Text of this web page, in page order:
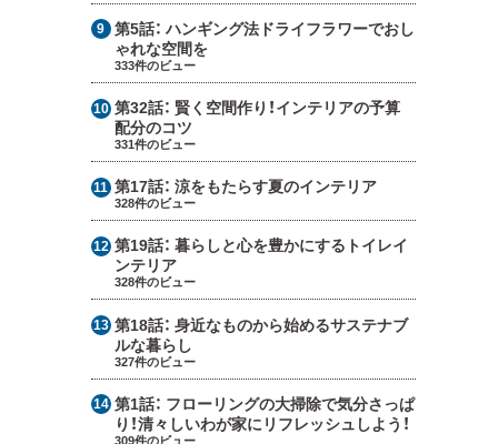
第5話：ハンギング法ドライフラワーでおし
ゃれな空間を
333件のビュー
第32話： 賢く空間作り！インテリアの予算
配分のコツ
331件のビュー
第17話：涼をもたらす夏のインテリア
328件のビュー
第19話：暮らしと心を豊かにするトイレイ
ンテリア
328件のビュー
第18話：身近なものから始めるサステナブ
ルな暮らし
327件のビュー
第1話： フローリングの大掃除で気分さっぱ
り！清々しいわが家にリフレッシュしよう！
309件のビュー